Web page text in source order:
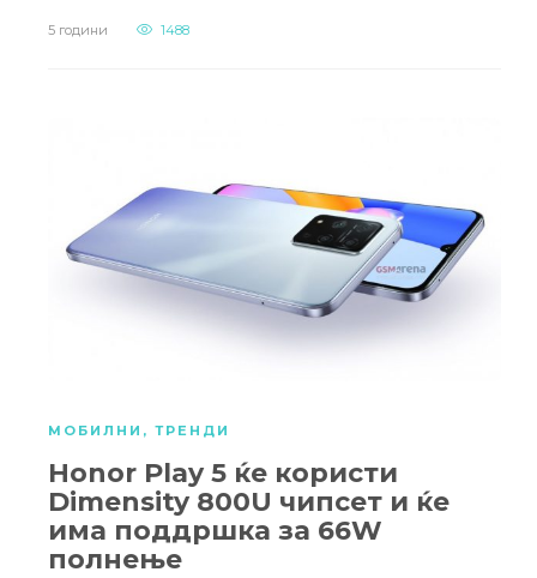
5 години 1488
МОБИЛНИ , ТРЕНДИ
Honor Play 5 ќе користи
Dimensity 800U чипсет и ќе
има поддршка за 66W
полнење